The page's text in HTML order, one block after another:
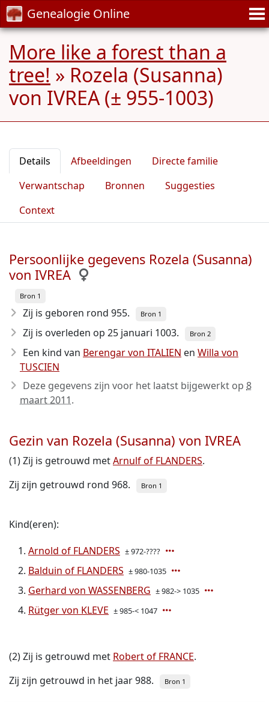
Genealogie Online
More like a forest than a
tree! » Rozela (Susanna)
von IVREA (± 955-1003)
Details Afbeeldingen
Directe familie
Verwantschap
Bronnen
Suggesties
Context
Persoonlijke gegevens Rozela (Susanna)
von IVREA
Bron 1
Zij is geboren rond 955. Bron 1
Zij is overleden op 25 januari 1003. Bron 2
Een kind van Berengar von ITALIEN en Willa von
TUSCIEN
Deze gegevens zijn voor het laatst bijgewerkt op 8
maart 2011.
Gezin van Rozela (Susanna) von IVREA
(1) Zij is getrouwd metArnulf of FLANDERS.
Zij zijn getrouwd rond 968.
Bron 1
Kind(eren):
Arnold of FLANDERS ± 972-????
Balduin of FLANDERS ± 980-1035
Gerhard von WASSENBERG ± 982-> 1035
Rütger von KLEVE ± 985-< 1047
(2) Zij is getrouwd met Robert of FRANCE.
Zij zijn getrouwd in het jaar 988.
Bron 1